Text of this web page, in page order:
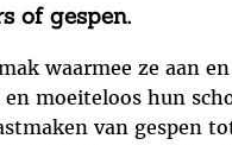
of gespen.
waarmee ze aan
moeiteloos hun
van gespen